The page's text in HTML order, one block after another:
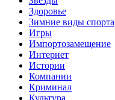
Здоровье
Зимние виды спорта
Игры
Импортозамещение
Интернет
Истории
Компании
Криминал